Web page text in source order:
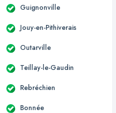
Guignonville
Jouy-en-Pithiverais
Outarville
Teillay-le-Gaudin
Rebréchien
Bonnée